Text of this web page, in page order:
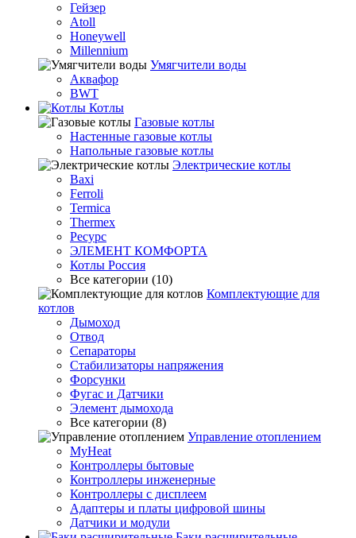
Гейзер
Atoll
Honeywell
Millennium
Умягчители воды
Аквафор
BWT
Котлы
Гaзовые котлы
Настенные газовые котлы
Напольные газовые котлы
Электрические котлы
Baxi
Ferroli
Termica
Thermex
Ресурс
ЭЛЕМЕНТ КОМФОРТА
Котлы Россия
Все категории (10)
Комплектующие для
котлов
Дымоход
Отвод
Сепараторы
Стабилизаторы напряжения
Форсунки
Фугас и Датчики
Элемент дымохода
Все категории (8)
Управление отоплением
MyHeat
Контроллеры бытовые
Контроллеры инженерные
Контроллеры с дисплеем
Адаптеры и платы цифровой шины
Датчики и модули